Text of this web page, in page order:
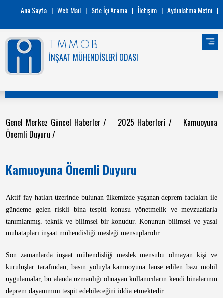
Ana Sayfa | Web Mail | Site İçi Arama | İletişim | Aydınlatma Metni |
TMMOB
İNŞAAT MÜHENDİSLERİ ODASI
Genel Merkez Güncel Haberler/ 2025 Haberleri / Kamuoyuna
Önemli Duyuru /
Kamuoyuna Önemli Duyuru
Aktif fay hatları üzerinde bulunan ülkemizde yaşanan deprem faciaları ile
gündeme gelen riskli bina tespiti konusu yönetmelik ve mevzuatlarla
tanımlanmış, teknik ve bilimsel bir konudur. Konunun bilimsel ve yasal
muhatapları inşaat mühendisliği mesleği mensuplarıdır.
Son zamanlarda inşaat mühendisliği meslek mensubu olmayan kişi ve
kuruluşlar tarafından, basın yoluyla kamuoyuna lanse edilen bazı mobil
uygulamalar, bu alanda uzmanlığı olmayan kullanıcıların kendi binalarının
deprem dayanımını tespit edebileceğini iddia etmektedir.